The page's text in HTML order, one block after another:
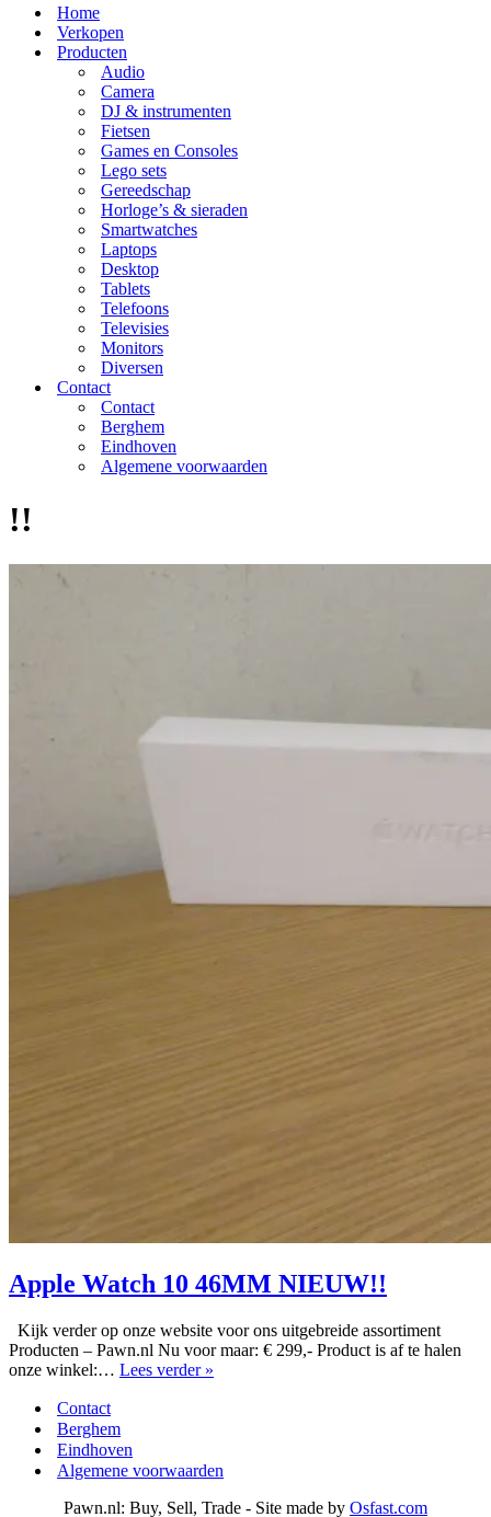
Home
Verkopen
Producten
Audio
Camera
DJ & instrumenten
Fietsen
Games en Consoles
Lego sets
Gereedschap
Horloge’s & sieraden
Smartwatches
Laptops
Desktop
Tablets
Telefoons
Televisies
Monitors
Diversen
Contact
Contact
Berghem
Eindhoven
Algemene voorwaarden
!!
Apple Watch 10 46MM NIEUW!!
Kijk verder op onze website voor ons uitgebreide assortiment
Producten – Pawn.nl Nu voor maar: € 299,- Product is af te halen
onze winkel:… Lees verder »
Contact
Berghem
Eindhoven
Algemene voorwaarden
Pawn.nl: Buy, Sell, Trade - Site made by Osfast.com